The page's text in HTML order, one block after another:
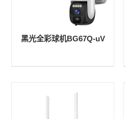
黑光全彩球机BG67Q-uV